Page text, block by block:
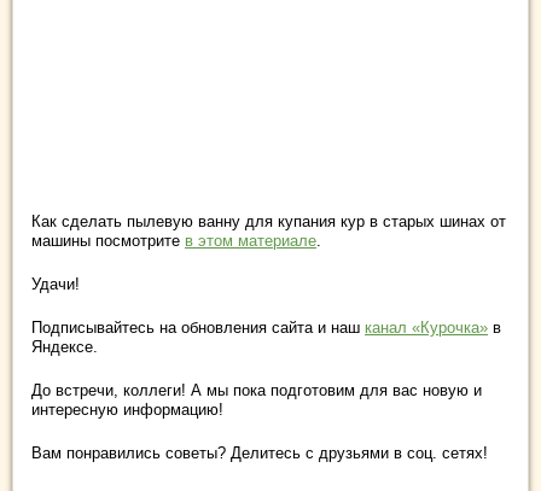
Как сделать пылевую ванну для купания кур в старых шинах от
машины посмотрите в этом материале.
Удачи!
Подписывайтесь на обновления сайта и наш канал «Курочка» в
Яндексе.
До встречи, коллеги! А мы пока подготовим для вас новую и
интересную информацию!
Вам понравились советы? Делитесь с друзьями в соц. сетях!